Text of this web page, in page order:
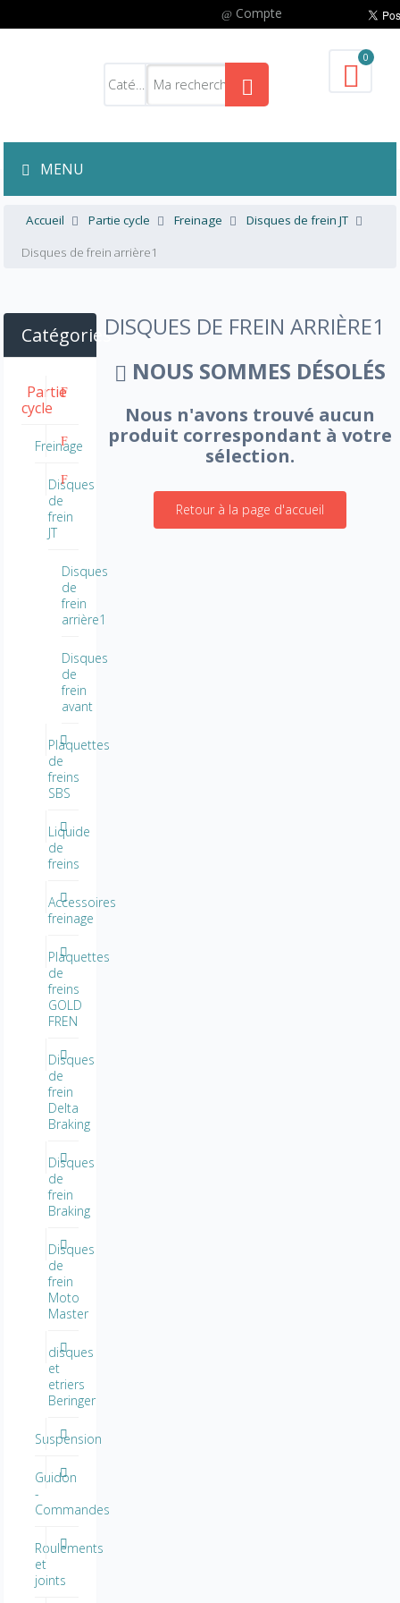
Compte
0
MENU
Accueil Partie cycle Freinage
Disques de frein JT
Disques de frein arrière1
DISQUES DE FREIN ARRIÈRE1
NOUS SOMMES DÉSOLÉS
Nous n'avons trouvé aucun
produit correspondant à votre
sélection.
Retour à la page d'accueil
Catégories
Partie
cycle
Freinage
Disques
de
frein
JT
Disques
de
frein
arrière1
Disques
de
frein
avant
Plaquettes
de
freins
SBS
Liquide
de
freins
Accessoires
freinage
Plaquettes
de
freins
GOLD
FREN
Disques
de
frein
Delta
Braking
Disques
de
frein
Braking
Disques
de
frein
Moto
Master
disques
et
etriers
Beringer
Suspension
Guidon
-
Commandes
Roulements
et
joints